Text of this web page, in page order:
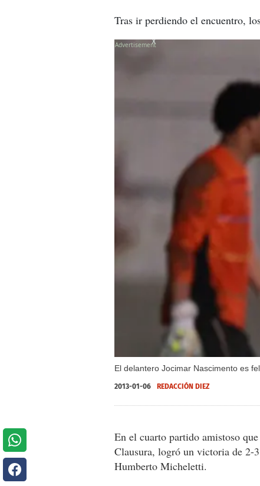
Tras ir perdiendo el encuentro,
El delantero Jocimar Nascimento es
X
2013-01-06 REDACCIÓN DIEZ
En el cuarto partido amistoso
Clausura, logró un victoria de 2-
Humberto Micheletti.